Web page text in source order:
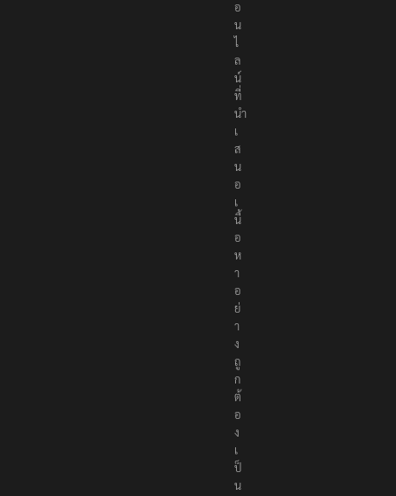
อ
อ
อ
น
ไ
ล
น์
ที่
นำ
เ
ส
น
อ
เ
นื้
อ
ห
า
อ
ย่
า
ง
ถู
ก
ต้
อ
ง
เ